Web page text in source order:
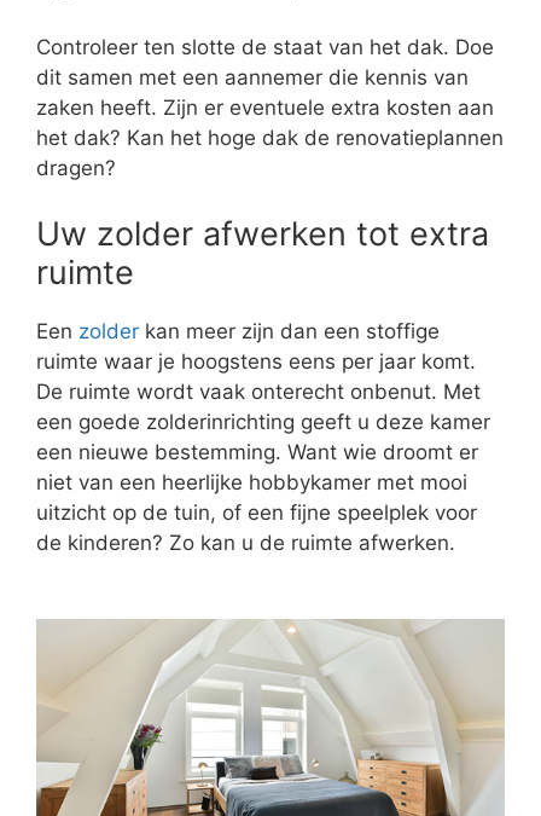
Controleer ten slotte de staat van het dak. Doe
dit samen met een aannemer die kennis van
zaken heeft. Zijn er eventuele extra kosten aan
het dak? Kan het hoge dak de renovatieplannen
dragen?
Uw zolder afwerken tot extra
ruimte
Een zolder kan meer zijn dan een stoffige
ruimte waar je hoogstens eens per jaar komt.
De ruimte wordt vaak onterecht onbenut. Met
een goede zolderinrichting geeft u deze kamer
een nieuwe bestemming. Want wie droomt er
niet van een heerlijke hobbykamer met mooi
uitzicht op de tuin, of een fijne speelplek voor
de kinderen? Zo kan u de ruimte afwerken.